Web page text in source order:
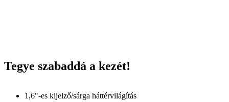
Tegye szabaddá a kezét!
1,6"-es kijelző/sárga háttérvilágítás